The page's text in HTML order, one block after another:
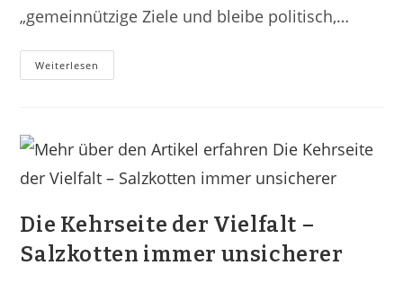
„gemeinnützige Ziele und bleibe politisch,…
Weiterlesen
Die Kehrseite der Vielfalt –
Salzkotten immer unsicherer